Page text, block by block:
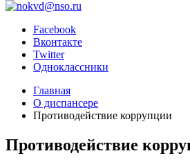
Facebook
Вконтакте
Twitter
Одноклассники
Главная
О диспансере
Противодействие коррупции
Противодействие